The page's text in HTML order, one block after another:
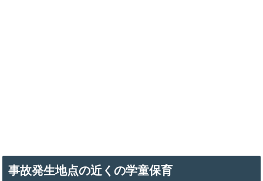
事故発生地点の近くの学童保育